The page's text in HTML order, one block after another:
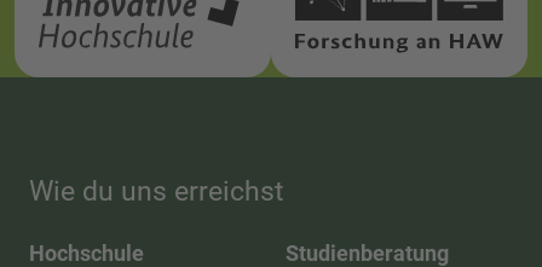
Wie du uns erreichst
Hochschule
Studienberatung